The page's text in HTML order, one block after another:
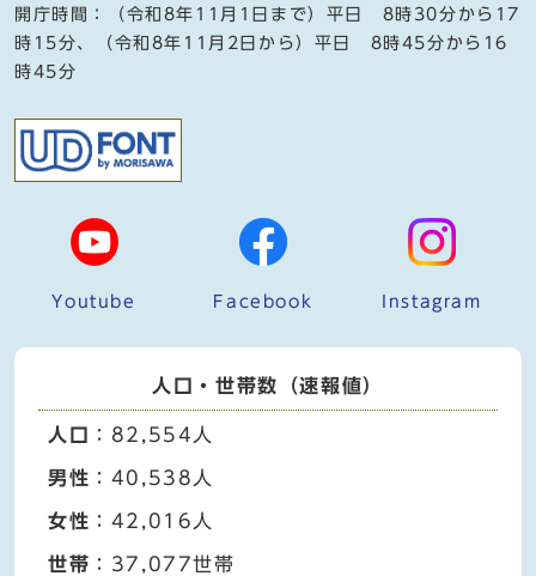
開庁時間：（令和8年11月1日まで）平日 8時30分から17
時15分、（令和8年11月2日から）平日 8時45分から16
時45分
Youtube Facebook Instagram
人口・世帯数（速報値）
人口 ：82,554人
男性 ：40,538人
女性 ：42,016人
世帯 ：37,077世帯